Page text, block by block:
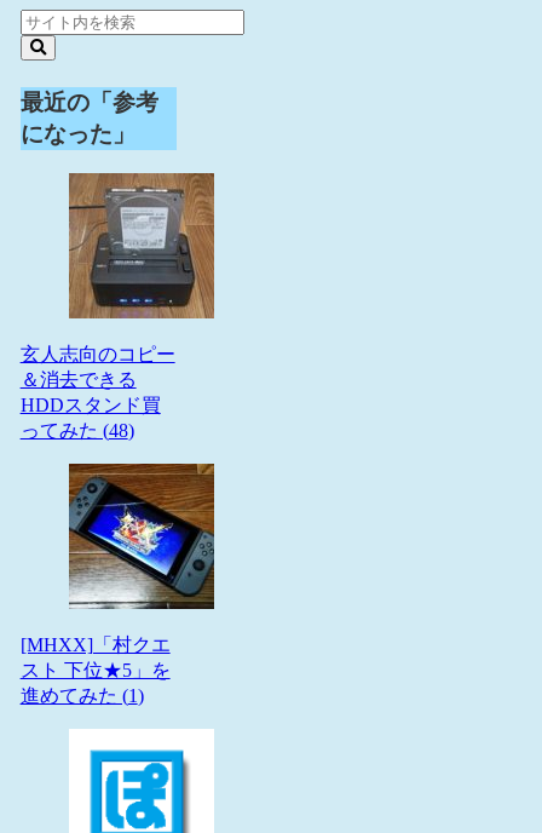
最近の「参考
になった」
玄人志向のコピー
＆消去できる
HDDスタンド買
ってみた (48)
[MHXX]「村クエ
スト 下位★5」を
進めてみた (1)